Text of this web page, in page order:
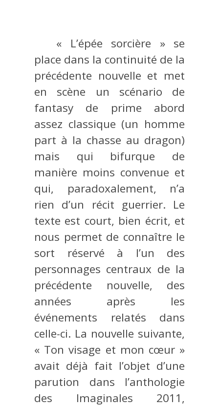
« L’épée sorcière » se
place dans la continuité de la
précédente nouvelle et met
en scène un scénario de
fantasy de prime abord
assez classique (un homme
part à la chasse au dragon)
mais qui bifurque de
manière moins convenue et
qui, paradoxalement, n’a
rien d’un récit guerrier. Le
texte est court, bien écrit, et
nous permet de connaître le
sort réservé à l’un des
personnages centraux de la
précédente nouvelle, des
années après les
événements relatés dans
celle-ci. La nouvelle suivante,
« Ton visage et mon cœur »
avait déjà fait l’objet d’une
parution dans l’anthologie
des Imaginales 2011,